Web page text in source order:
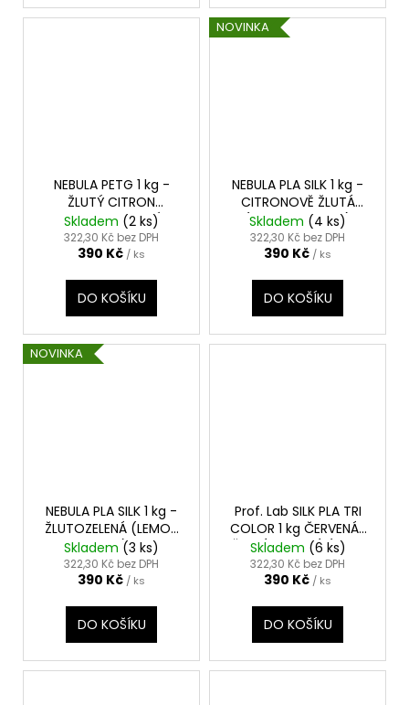
NEBULA PETG 1 kg -
ŽLUTÝ CITRON
TRANSPARENTNÍ
(YELLOW LEMON)
Skladem (2 ks)
322,30 Kč bez DPH
390 Kč / ks
DO KOŠÍKU
NOVINKA
NEBULA PLA SILK 1 kg -
CITRONOVĚ ŽLUTÁ
(LEMON YELLOW)
Skladem (4 ks)
322,30 Kč bez DPH
390 Kč / ks
DO KOŠÍKU
NOVINKA
NEBULA PLA SILK 1 kg -
ŽLUTOZELENÁ (LEMON
LIME)
Skladem (3 ks)
322,30 Kč bez DPH
390 Kč / ks
DO KOŠÍKU
Prof. Lab SILK PLA TRI
COLOR 1 kg ČERVENÁ-
ŽLUTÁ-MODRÁ (RED-
YELLOW-BLUE)
Skladem (6 ks)
322,30 Kč bez DPH
390 Kč / ks
DO KOŠÍKU